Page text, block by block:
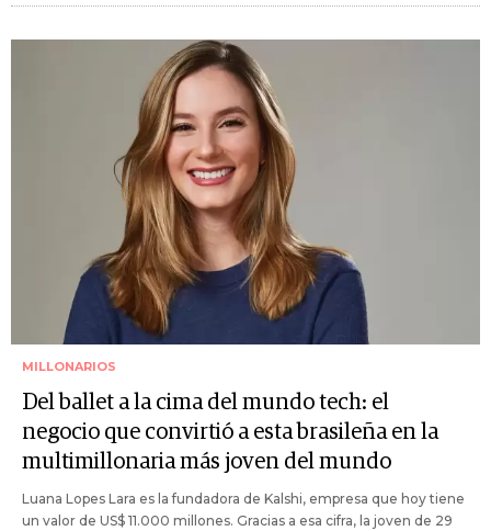
MILLONARIOS
Del ballet a la cima del mundo tech: el
negocio que convirtió a esta brasileña en la
multimillonaria más joven del mundo
Luana Lopes Lara es la fundadora de Kalshi, empresa que hoy tiene
un valor de US$ 11.000 millones. Gracias a esa cifra, la joven de 29